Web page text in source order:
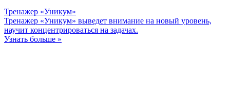
Тренажер «Уникум»
Тренажер «Уникум» выведет внимание на новый уровень,
научит концентрироваться на задачах.
Узнать больше »